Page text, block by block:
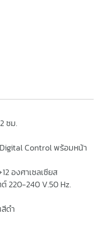
ซม.
Control พร้อมหน้า
องศาเซลเซียส
220-240 V.50 Hz.
ดำ